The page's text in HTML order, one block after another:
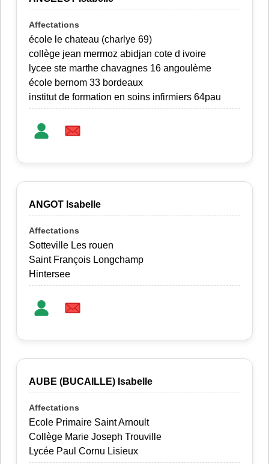
école le chateau (charlye 69)
collège jean mermoz abidjan cote d ivoire
lycee ste marthe chavagnes 16 angoulème
école bernom 33 bordeaux
institut de formation en soins infirmiers 64pau
ANGOT Isabelle
Sotteville Les rouen
Saint François Longchamp
Hintersee
AUBE (BUCAILLE) Isabelle
Ecole Primaire Saint Arnoult
Collège Marie Joseph Trouville
Lycée Paul Cornu Lisieux